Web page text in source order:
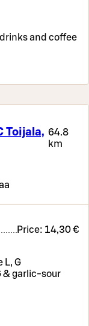
and coffee
Toijala, 64.8
km
Price: 14,30 €
L, G
& garlic-sour